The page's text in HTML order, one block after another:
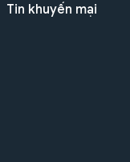
Tin khuyến mại